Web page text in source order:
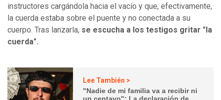
instructores cargándola hacia el vacío y que, efectivamente,
la cuerda estaba sobre el puente y no conectada a su
cuerpo. Tras lanzarla, se escucha a los testigos gritar "la
cuerda".
Lee También >
"Nadie de mi familia va a recibir ni